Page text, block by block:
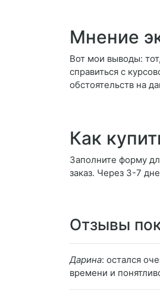
Мнение
Вот мои выводы:
справиться с
обстоятельств на
Как
Заполните форму
заказ. Через 3-7
Отзывы
Дарина: остался
времени и